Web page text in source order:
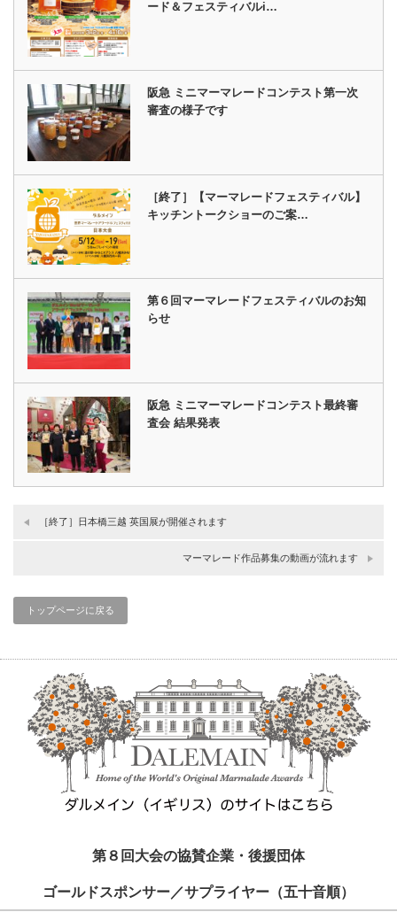
ード＆フェスティバルi…
阪急 ミニマーマレードコンテスト第一次
審査の様子です
［終了］【マーマレードフェスティバル】
キッチントークショーのご案…
第６回マーマレードフェスティバルのお知
らせ
阪急 ミニマーマレードコンテスト最終審
査会 結果発表
［終了］日本橋三越 英国展が開催されます
マーマレード作品募集の動画が流れます
トップページに戻る
第８回大会の協賛企業・後援団体
ゴールドスポンサー／サプライヤー（五十音順）